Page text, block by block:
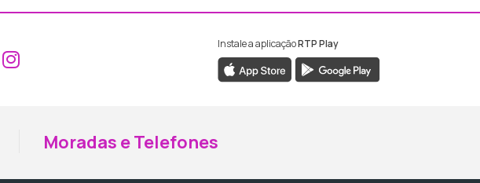
Aceder ao Facebook da RTP Madeira
Aceder ao Instagram da RTP Madeira
Instale a aplicaçãoRTP Play
Moradas e Telefones